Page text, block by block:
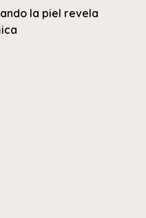
la piel revela